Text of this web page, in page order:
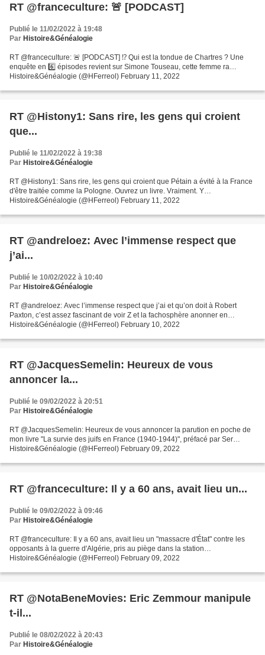
RT @franceculture: 🚨 [PODCAST]
Publié le 11/02/2022 à 19:48
Par Histoire&Généalogie
RT @franceculture: 🚨 [PODCAST] ⁉️ Qui est la tondue de Chartres ? Une
enquête en 6️⃣ épisodes revient sur Simone Touseau, cette femme ra…
Histoire&Généalogie (@HFerreol) February 11, 2022
RT @Histony1: Sans rire, les gens qui croient
que...
Publié le 11/02/2022 à 19:38
Par Histoire&Généalogie
RT @Histony1: Sans rire, les gens qui croient que Pétain a évité à la France
d'être traitée comme la Pologne. Ouvrez un livre. Vraiment. Y…
Histoire&Généalogie (@HFerreol) February 11, 2022
RT @andreloez: Avec l’immense respect que
j’ai...
Publié le 10/02/2022 à 10:40
Par Histoire&Généalogie
RT @andreloez: Avec l’immense respect que j’ai et qu’on doit à Robert
Paxton, c’est assez fascinant de voir Z et la fachosphère anonner en…
Histoire&Généalogie (@HFerreol) February 10, 2022
RT @JacquesSemelin: Heureux de vous
annoncer la...
Publié le 09/02/2022 à 20:51
Par Histoire&Généalogie
RT @JacquesSemelin: Heureux de vous annoncer la parution en poche de
mon livre "La survie des juifs en France (1940-1944)", préfacé par Ser…
Histoire&Généalogie (@HFerreol) February 09, 2022
RT @franceculture: Il y a 60 ans, avait lieu un...
Publié le 09/02/2022 à 09:46
Par Histoire&Généalogie
RT @franceculture: Il y a 60 ans, avait lieu un "massacre d'État" contre les
opposants à la guerre d'Algérie, pris au piège dans la station…
Histoire&Généalogie (@HFerreol) February 09, 2022
RT @NotaBeneMovies: Eric Zemmour manipule
t-il...
Publié le 08/02/2022 à 20:43
Par Histoire&Généalogie